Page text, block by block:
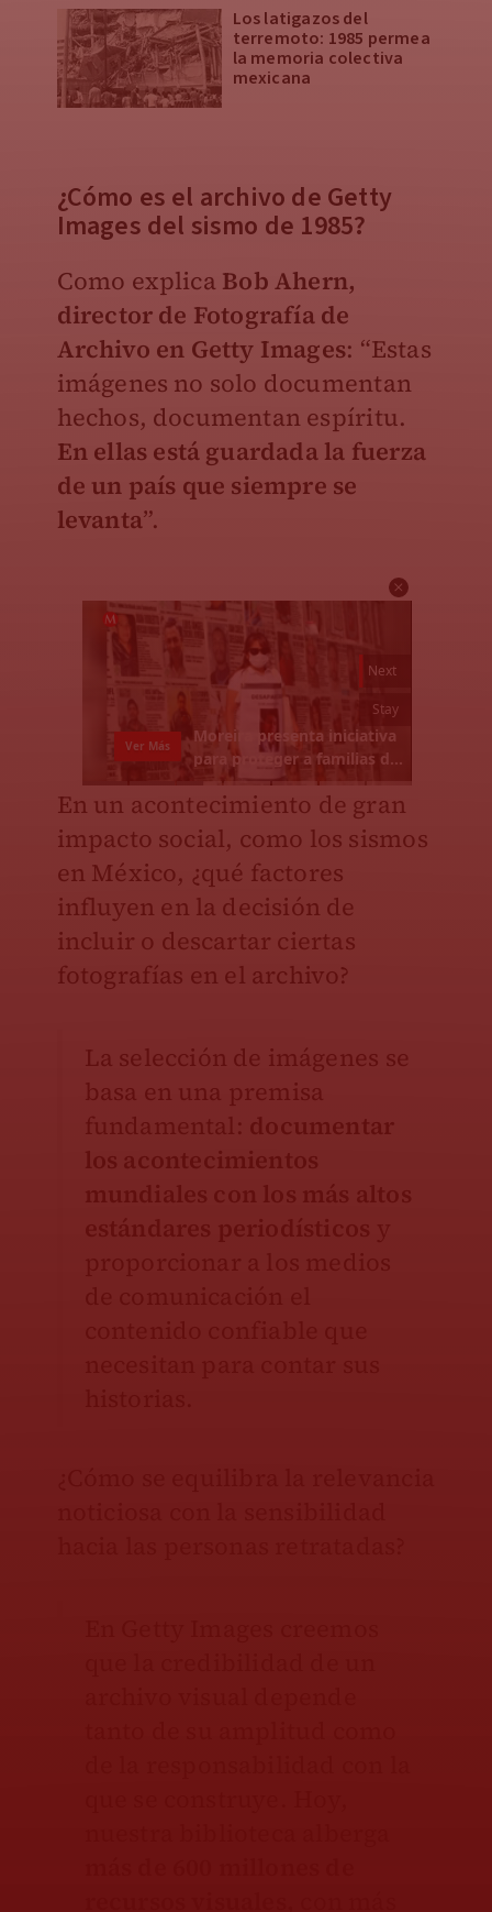
Los latigazos del
terremoto: 1985 permea
la memoria colectiva
mexicana
¿Cómo es el archivo de Getty
Images del sismo de 1985?
Como explica Bob Ahern,
director de Fotografía de
Archivo en Getty Images: “Estas
imágenes no solo documentan
hechos, documentan espíritu.
En ellas está guardada la fuerza
de un país que siempre se
levanta”.
En un acontecimiento de gran
impacto social, como los sismos
en México, ¿qué factores
influyen en la decisión de
incluir o descartar ciertas
fotografías en el archivo?
La selección de imágenes se
basa en una premisa
fundamental: documentar